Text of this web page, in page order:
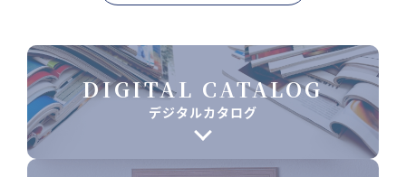
DIGITAL CATALOG
デジタルカタログ